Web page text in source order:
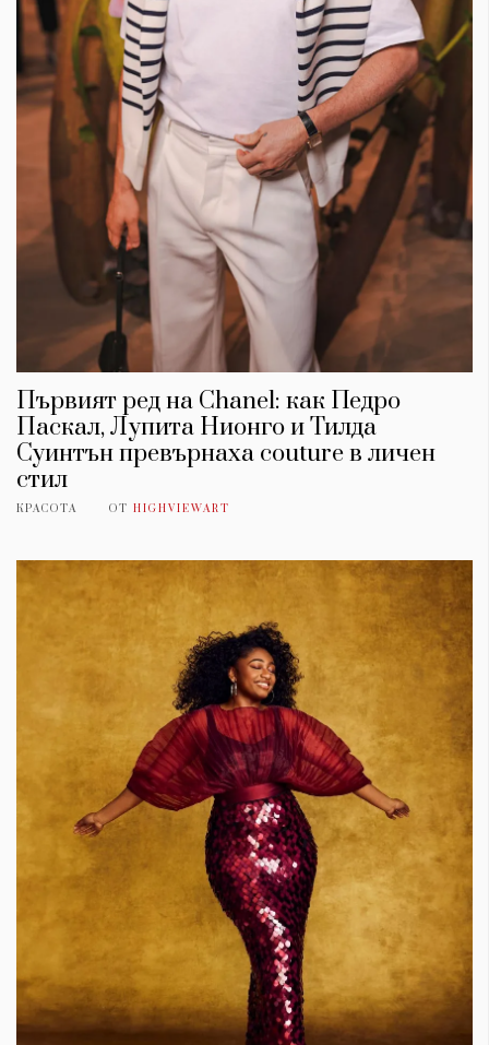
Първият ред на Chanel: как Педро
Паскал, Лупита Нионго и Тилда
Суинтън превърнаха couture в личен
стил
КРАСОТА ОТ HIGHVIEWART